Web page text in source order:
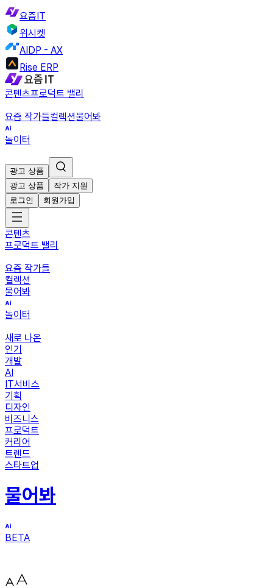
요즘IT
위시켓
AIDP - AX
Rise ERP
콘텐츠프로덕트 밸리
요즘 작가들컬렉션물어봐
놀이터
광고 상품
광고 상품
작가 지원
로그인
회원가입
콘텐츠
프로덕트 밸리
요즘 작가들
컬렉션
물어봐
놀이터
새로 나온
인기
개발
AI
IT서비스
기획
디자인
비즈니스
프로덕트
커리어
트렌드
스타트업
물어봐
BETA